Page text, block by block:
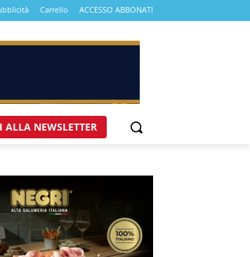
Carrello ACCESSO ABBONATI
ALLA NEWSLETTER